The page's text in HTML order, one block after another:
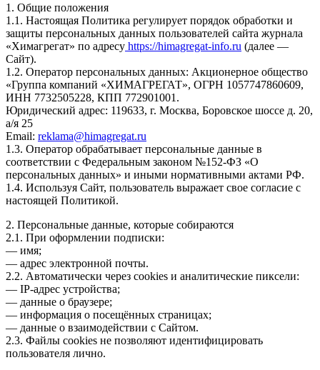
1. Общие положения
1.1. Настоящая Политика регулирует порядок обработки и
защиты персональных данных пользователей сайта журнала
«Химагрегат» по адресу https://himagregat-info.ru (далее —
Сайт).
1.2. Оператор персональных данных: Акционерное общество
«Группа компаний «ХИМАГРЕГАТ», ОГРН 1057747860609,
ИНН 7732505228, КПП 772901001.
Юридический адрес: 119633, г. Москва, Боровское шоссе д. 20,
а/я 25
Email: reklama@himagregat.ru
1.3. Оператор обрабатывает персональные данные в
соответствии с Федеральным законом №152-ФЗ «О
персональных данных» и иными нормативными актами РФ.
1.4. Используя Сайт, пользователь выражает свое согласие с
настоящей Политикой.
2. Персональные данные, которые собираются
2.1. При оформлении подписки:
— имя;
— адрес электронной почты.
2.2. Автоматически через cookies и аналитические пиксели:
— IP-адрес устройства;
— данные о браузере;
— информация о посещённых страницах;
— данные о взаимодействии с Сайтом.
2.3. Файлы cookies не позволяют идентифицировать
пользователя лично.